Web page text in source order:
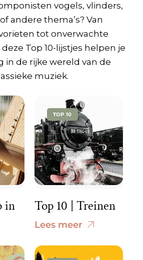
vogels, vlinders,
andere thema’s? Van
tot onverwachte
Top 10-lijstjes helpen je
in de rijke wereld van de
muziek.
in
TOP 10
Top 10 | Treinen
Lees meer